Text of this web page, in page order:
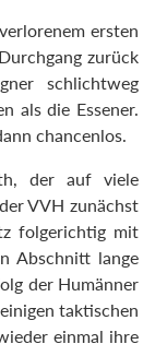
ersten
zurück
schlichtweg
als die Essener.
chancenlos.
der auf viele
VVH zunächst
folgerichtig mit
Abschnitt lange
der Humänner
taktischen
einmal ihre